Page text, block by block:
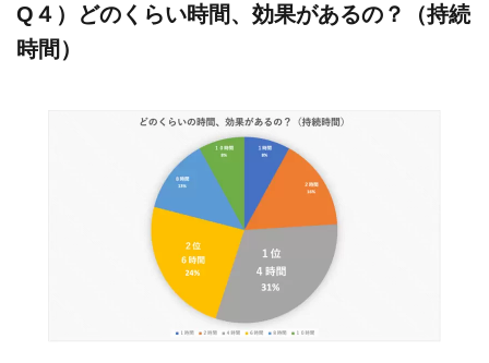
Q４）どのくらい時間、効果があるの？（持続
時間）